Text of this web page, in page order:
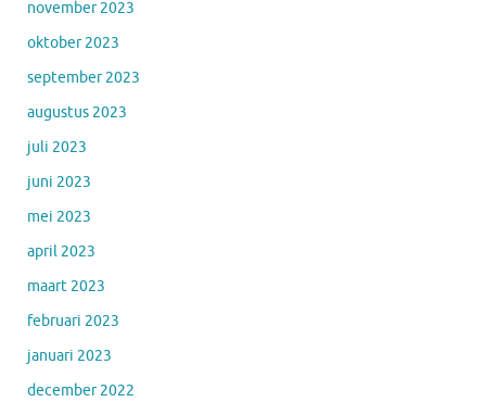
november 2023
oktober 2023
september 2023
augustus 2023
juli 2023
juni 2023
mei 2023
april 2023
maart 2023
februari 2023
januari 2023
december 2022